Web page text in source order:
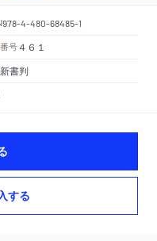
978-4-480-68485-1
号４６１
新書判
する